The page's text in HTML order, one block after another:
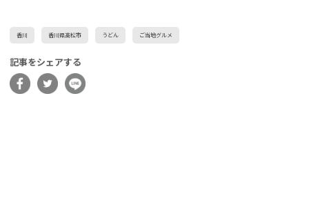
香川 香川県高松市 うどん ご当地グルメ
記事をシェアする